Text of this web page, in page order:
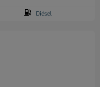
Diésel